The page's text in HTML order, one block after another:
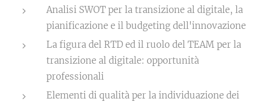
Analisi SWOT per la transizione al digitale, la
pianificazione e il budgeting dell'innovazione
La figura del RTD ed il ruolo del TEAM per la
transizione al digitale: opportunità
professionali
Elementi di qualità per la individuazione dei